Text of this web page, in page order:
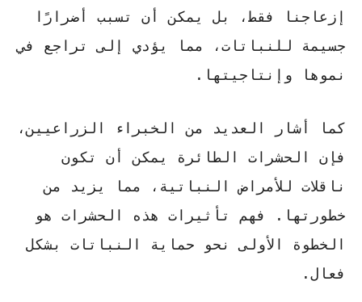
إزعاجنا فقط، بل يمكن أن تسبب أضرارًا
جسيمة للنباتات، مما يؤدي إلى تراجع في
نموها وإنتاجيتها.
كما أشار العديد من الخبراء الزراعيين،
فإن الحشرات الطائرة يمكن أن تكون
ناقلات للأمراض النباتية، مما يزيد من
خطورتها.
فهم تأثيرات هذه الحشرات هو
الخطوة الأولى نحو حماية النباتات بشكل
فعال.